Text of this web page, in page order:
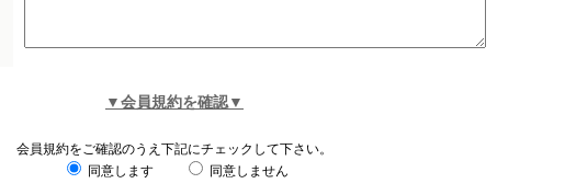
▼会員規約を確認▼
会員規約をご確認のうえ下記にチェックして下さい。
同意します
同意しません